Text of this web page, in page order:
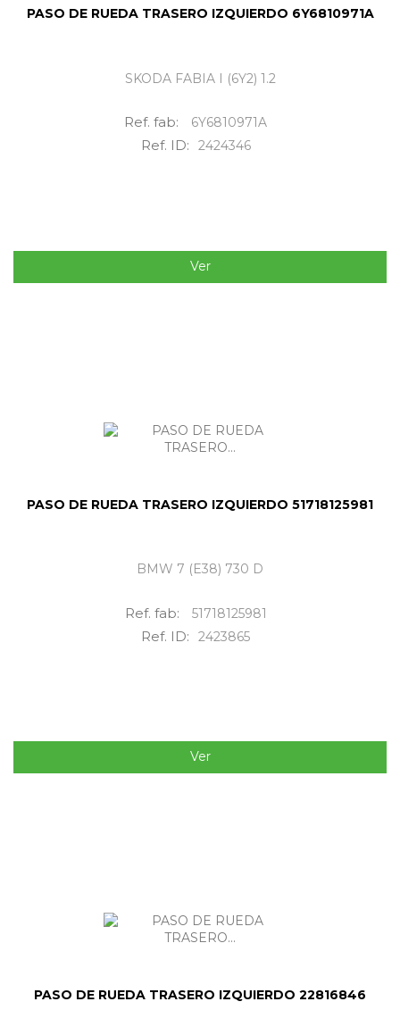
PASO DE RUEDA TRASERO IZQUIERDO 6Y6810971A
SKODA FABIA I (6Y2) 1.2
Ref. fab: 6Y6810971A
Ref. ID: 2424346
Ver
PASO DE RUEDA TRASERO IZQUIERDO 51718125981
BMW 7 (E38) 730 D
Ref. fab: 51718125981
Ref. ID: 2423865
Ver
PASO DE RUEDA TRASERO IZQUIERDO 22816846